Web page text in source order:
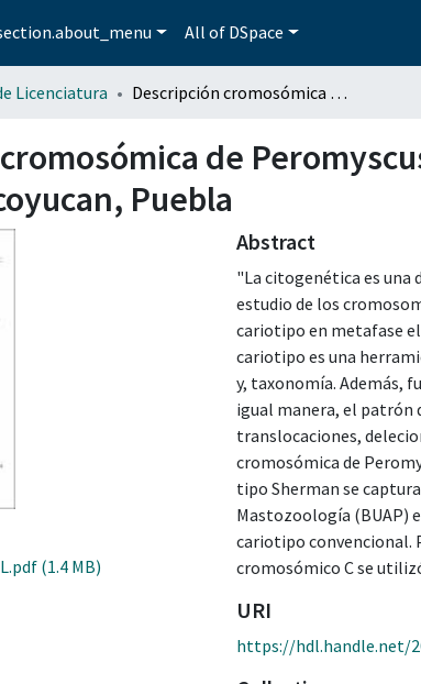
All of DSpace
Licenciatura Descripción cromosómica de Peromyscus levipes (Merriam, 1898) de Santiago Coltzingo Ocoyucan, Puebla
de
Puebla
(1.4 MB)
Abstract
"La citogenética es
estudio de los
cariotipo en metafase
cariotipo es una
y, taxonomía. Además,
igual manera, el patrón
translocaciones,
cromosómica de
tipo Sherman se
Mastozoología (BUAP)
cariotipo convencional.
cromosómico C se
URI
https://hdl.handle.net/